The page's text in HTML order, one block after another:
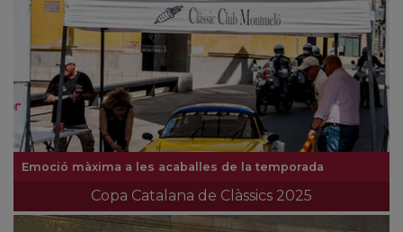
Emoció màxima a les acaballes de la temporada
Copa Catalana de Clàssics 2025